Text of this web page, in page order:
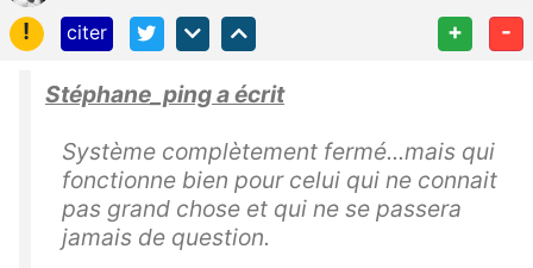
!
citer + -
Stéphane_ping a écrit
Système complètement fermé...mais qui
fonctionne bien pour celui qui ne connait
pas grand chose et qui ne se passera
jamais de question.